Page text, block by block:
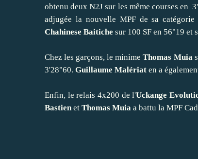
obtenu deux N2J sur les même courses en
adjugée la nouvelle MPF de sa
Chahinese Baitiche sur 100 SF en 56"19 et
Chez les garçons, le minimeThomas Muia
3'28"60. Guillaume Malériat en a
Enfin, le relais 4x200 de l'Uckange
Bastien et Thomas Muia a battu la MPF